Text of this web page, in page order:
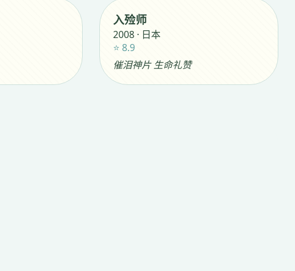
入殓师
2008 · 日本
⭐ 8.9
催泪神片 生命礼赞